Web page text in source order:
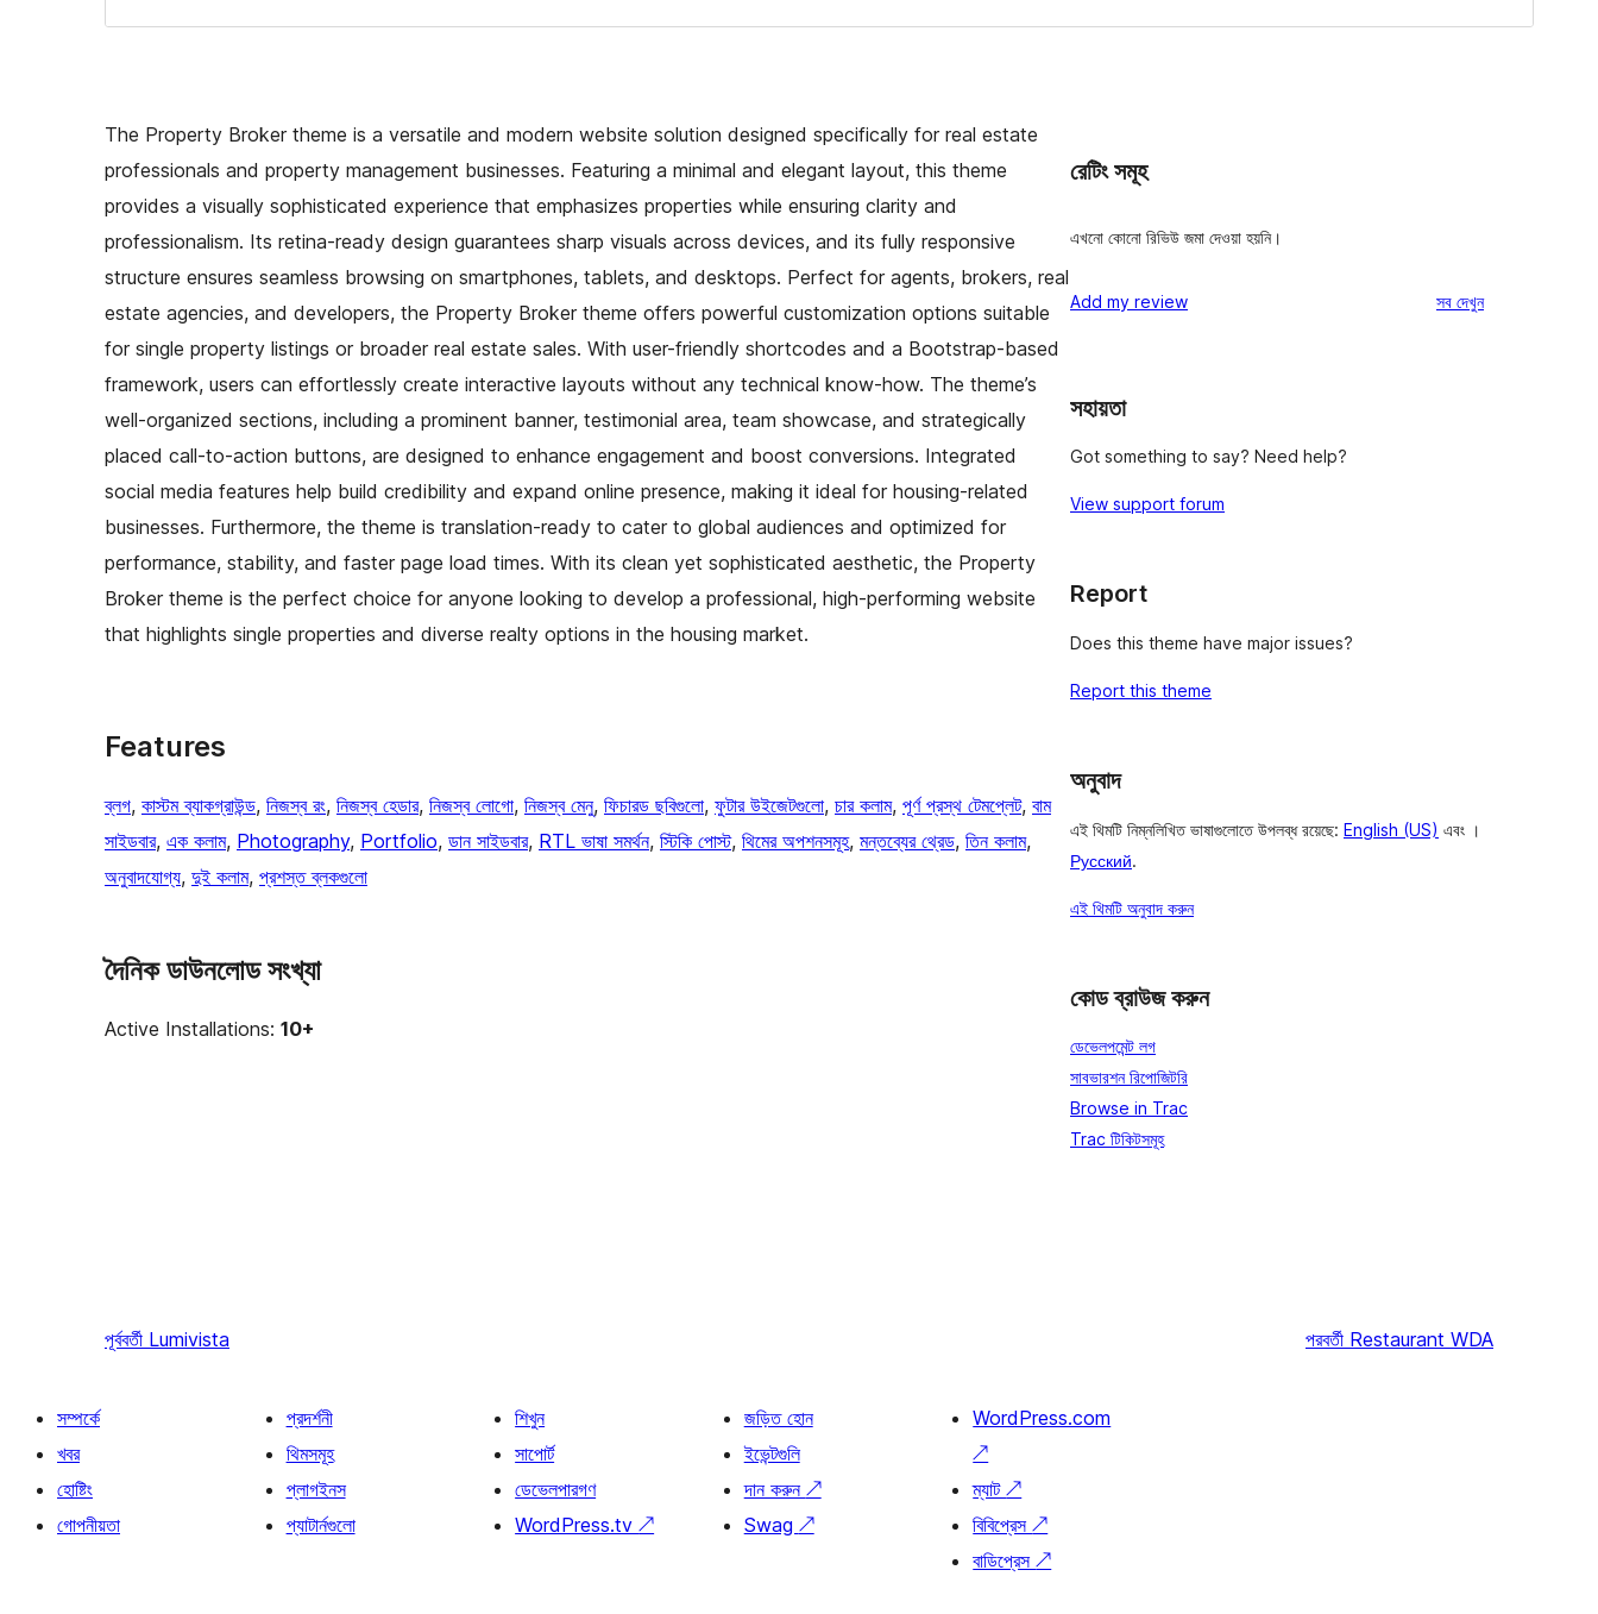
The Property Broker theme is a versatile and modern website solution designed specifically for real estate
professionals and property management businesses. Featuring a minimal and elegant layout, this theme
provides a visually sophisticated experience that emphasizes properties while ensuring clarity and
professionalism. Its retina-ready design guarantees sharp visuals across devices, and its fully responsive
structure ensures seamless browsing on smartphones, tablets, and desktops. Perfect for agents, brokers, real
estate agencies, and developers, the Property Broker theme offers powerful customization options suitable
for single property listings or broader real estate sales. With user-friendly shortcodes and a Bootstrap-based
framework, users can effortlessly create interactive layouts without any technical know-how. The theme’s
well-organized sections, including a prominent banner, testimonial area, team showcase, and strategically
placed call-to-action buttons, are designed to enhance engagement and boost conversions. Integrated
social media features help build credibility and expand online presence, making it ideal for housing-related
businesses. Furthermore, the theme is translation-ready to cater to global audiences and optimized for
performance, stability, and faster page load times. With its clean yet sophisticated aesthetic, the Property
Broker theme is the perfect choice for anyone looking to develop a professional, high-performing website
that highlights single properties and diverse realty options in the housing market.
Features
ব্লগ, কাস্টম ব্যাকগ্রাউন্ড, নিজস্ব রং, নিজস্ব হেডার, নিজস্ব লোগো, নিজস্ব মেনু, ফিচারড ছবিগুলো, ফুটার উইজেটগুলো, চার কলাম, পূর্ণ প্রস্থ টেমপ্লেট, বাম
সাইডবার, এক কলাম, Photography, Portfolio, ডান সাইডবার, RTL ভাষা সমর্থন, স্টিকি পোস্ট, থিমের অপশনসমূহ, মন্তব্যের থ্রেড, তিন কলাম
অনুবাদযোগ্য, দুই কলাম, প্রশস্ত ব্লকগুলো
দৈনিক ডাউনলোড সংখ্যা
Active Installations: 10+
রেটিং সমূহ
এখনো কোনো রিভিউ জমা দেওয়া হয়নি।
Add my review সবরিভিউ
দেখুন
সহায়তা
Got something to say? Need help?
View support forum
Report
Does this theme have major issues?
Report this theme
অনুবাদ
এই থিমটি নিম্নলিখিত ভাষাগুলোতে উপলব্ধ রয়েছে: English (US) এবং ।
Русский.
এই থিমটি অনুবাদ করুন
কোড ব্রাউজ করুন
ডেভেলপমেন্ট লগ
সাবভারশন রিপোজিটরি
Browse in Trac
Trac টিকিটসমূহ
পূর্ববর্তী Lumivista পরবর্তী Restaurant WDA
সম্পর্কে
খবর
হোষ্টিং
গোপনীয়তা
প্রদর্শনী
থিমসমূহ
প্লাগইনস
প্যাটার্নগুলো
শিখুন
সাপোর্ট
ডেভেলপারগণ
WordPress.tv↗
জড়িত হোন
ইভেন্টগুলি
দান করুন ↗
Swag ↗
WordPress.com
↗
ম্যাট↗
বিবিপ্রেস↗
বাডিপ্রেস↗